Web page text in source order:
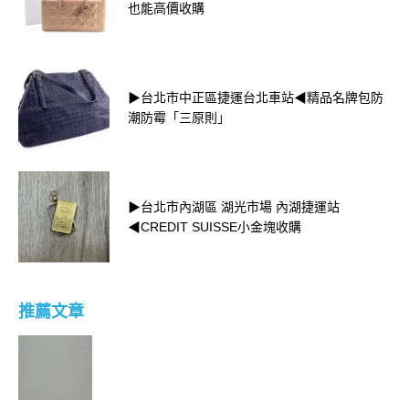
也能高價收購
▶台北市中正區捷運台北車站◀精品名牌包防
潮防霉「三原則」
▶台北市內湖區 湖光市場 內湖捷運站
◀CREDIT SUISSE小金塊收購
推薦文章